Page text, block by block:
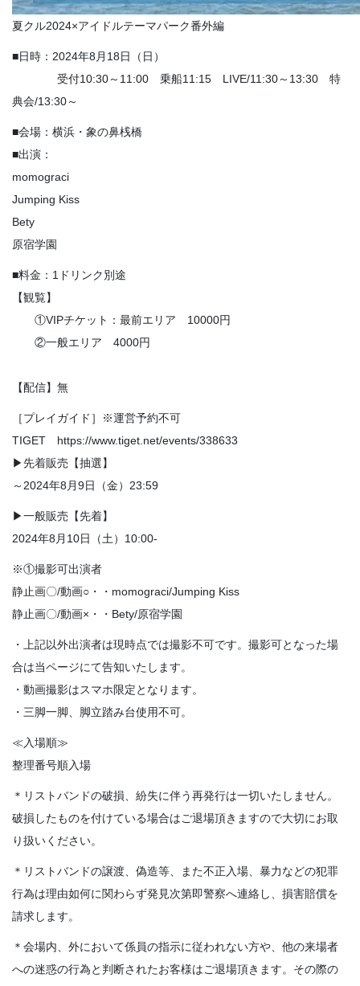
夏クル2024×アイドルテーマパーク番外編
■日時：2024年8月18日（日）
受付10:30～11:00 乗船11:15 LIVE/11:30～13:30 特
典会/13:30～
■会場：横浜・象の鼻桟橋
■出演：
momograci
Jumping Kiss
Bety
原宿学園
■料金：1ドリンク別途
【観覧】
①VIPチケット：最前エリア 10000円
②一般エリア 4000円
【配信】無
［プレイガイド］※運営予約不可
TIGET https://www.tiget.net/events/338633
▶先着販売【抽選】
～2024年8月9日（金）23:59
▶一般販売【先着】
2024年8月10日（土）10:00-
※①撮影可出演者
静止画〇/動画○・・momograci/Jumping Kiss
静止画〇/動画×・・Bety/原宿学園
・上記以外出演者は現時点では撮影不可です。撮影可となった場
合は当ページにて告知いたします。
・動画撮影はスマホ限定となります。
・三脚一脚、脚立踏み台使用不可。
≪入場順≫
整理番号順入場
＊リストバンドの破損、紛失に伴う再発行は一切いたしません。
破損したものを付けている場合はご退場頂きますので大切にお取
り扱いください。
＊リストバンドの譲渡、偽造等、また不正入場、暴力などの犯罪
行為は理由如何に関わらず発見次第即警察へ連絡し、損害賠償を
請求します。
＊会場内、外において係員の指示に従われない方や、他の来場者
への迷惑の行為と判断されたお客様はご退場頂きます。その際の